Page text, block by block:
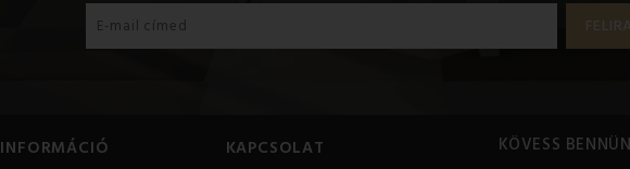
INFORMÁCIÓ KAPCSOLAT KÖVESS